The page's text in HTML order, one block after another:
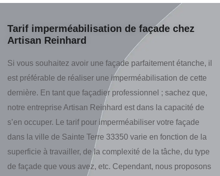
Tarif imperméabilisation de façade chez
Artisan Reinhard
Si vous souhaitez avoir une façade parfaitement étanche, il
est préférable de réaliser une imperméabilisation de cette
dernière. En tant que façadier professionnel ; sachez que,
notre entreprise Artisan Reinhard est dans la capacité de
s’en occuper. Le tarif pour imperméabiliser votre façade
dans la ville de Sainte Terre 33350 varie en fonction de la
superficie à travailler, de la complexité de la tâche, du type
de façade que vous avez, etc. Cependant, nous proposons